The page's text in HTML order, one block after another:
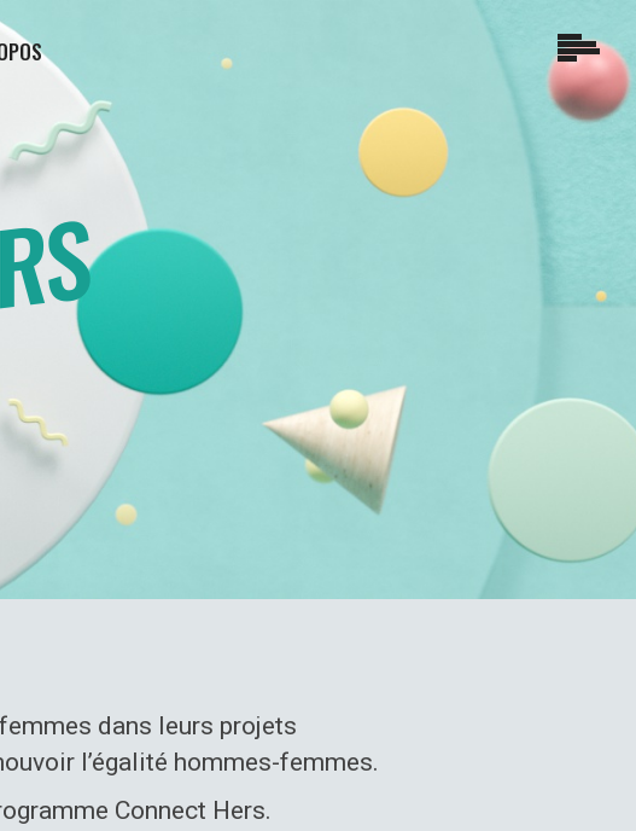
dans leurs projets
l’égalité hommes-femmes.
Connect Hers.